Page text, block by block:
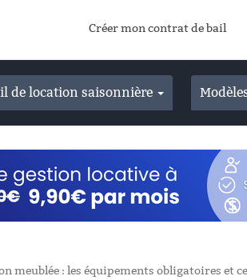
Créer mon contrat de bail
de location saisonnière
meublée : les équipements obligatoires et